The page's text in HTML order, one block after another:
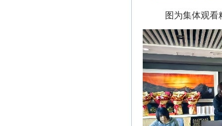
图为集体观看